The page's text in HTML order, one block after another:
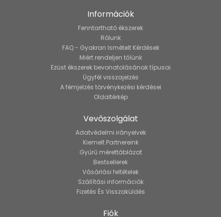
Információk
Fenntartható ékszerek
Rólunk
FAQ - Gyakran Ismételt Kérdések
Miért rendeljen tőlünk
Ezüst ékszerek bevonatolásának típusai
Ügyfél visszajelzés
A fémjelzés törvénykezési kérdései
Oldaltérkép
Vevőszolgálat
Adatvédelmi irányelvek
Kiemelt Partnereink
Gyűrű mérettáblázat
Bestsellerek
Vásárlási feltételek
Szállítási információk
Fizetés És Visszaküldés
Fiók